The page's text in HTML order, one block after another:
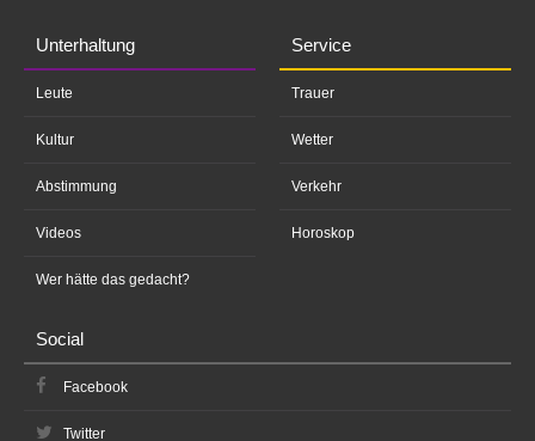
Unterhaltung
Leute
Kultur
Abstimmung
Videos
Wer hätte das gedacht?
Service
Trauer
Wetter
Verkehr
Horoskop
Social
Facebook
Twitter